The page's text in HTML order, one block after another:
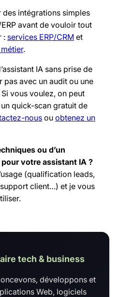
des intégrations simples
avant de vouloir tout
: services ERP/CRM et
.
IA sans prise de
pas avec un audit ou une
Si vous voulez, on peut
quick-scan gratuit de
nous ou obtenez un
ou d’un
votre assistant IA ?
(qualification leads,
client…) et je vous
tech & business
développons et
Web, logiciels